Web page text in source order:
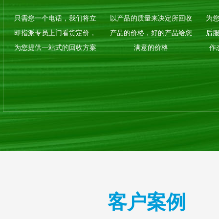
白山内窥镜回收公司 白山内窥
只需您一个电话，我们将立
即指派专员上门看货定价，
为您提供一站式的回收方案
以产品的质量来决定所回收
产品的价格，好的产品给您
满意的价格
为
后
作
客户案例